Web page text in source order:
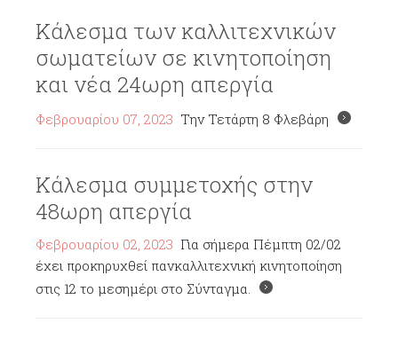
Κάλεσμα των καλλιτεχνικών
σωματείων σε κινητοποίηση
και νέα 24ωρη απεργία
Φεβρουαρίου 07, 2023 Την Τετάρτη 8 Φλεβάρη
Κάλεσμα συμμετοχής στην
48ωρη απεργία
Φεβρουαρίου 02, 2023 Για σήμερα Πέμπτη 02/02
έχει προκηρυχθεί πανκαλλιτεχνική κινητοποίηση
στις 12 το μεσημέρι στο Σύνταγμα.